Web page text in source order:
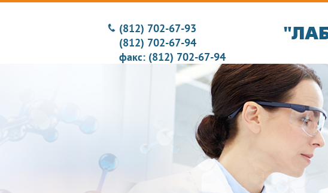
(812) 702-67-93
(812) 702-67-94
факс: (812) 702-67-94